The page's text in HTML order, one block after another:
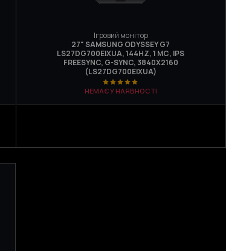
Ігровий монітор
27" SAMSUNG ODYSSEY G7
LS27DG700EIXUA, 144HZ, 1 МС, IPS
FREESYNC, G-SYNC, 3840Х2160
(LS27DG700EIXUA)
НЕМАЄ У НАЯВНОСТІ